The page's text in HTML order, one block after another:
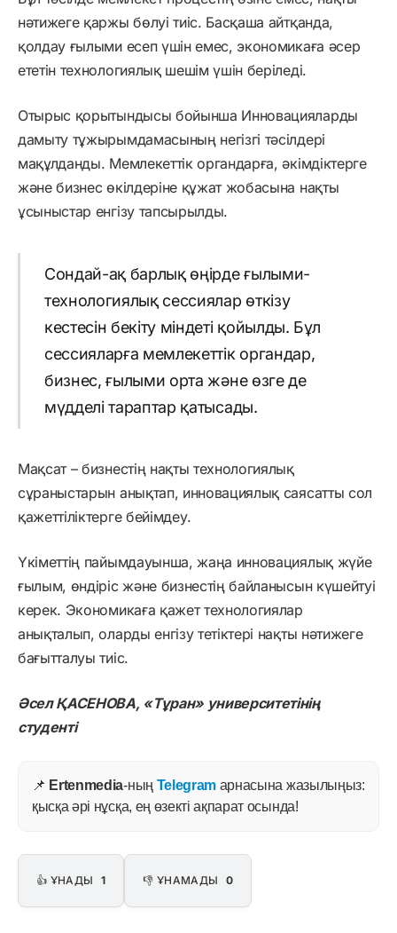
нәтижеге қаржы бөлуі тиіс. Басқаша айтқанда,
қолдау ғылыми есеп үшін емес, экономикаға әсер
ететін технологиялық шешім үшін беріледі.
Отырыс қорытындысы бойынша Инновацияларды
дамыту тұжырымдамасының негізгі тәсілдері
мақұлданды. Мемлекеттік органдарға, әкімдіктерге
және бизнес өкілдеріне құжат жобасына нақты
ұсыныстар енгізу тапсырылды.
Сондай-ақ барлық өңірде ғылыми-
технологиялық сессиялар өткізу
кестесін бекіту міндеті қойылды. Бұл
сессияларға мемлекеттік органдар,
бизнес, ғылыми орта және өзге де
мүдделі тараптар қатысады.
Мақсат – бизнестің нақты технологиялық
сұраныстарын анықтап, инновациялық саясатты сол
қажеттіліктерге бейімдеу.
Үкіметтің пайымдауынша, жаңа инновациялық жүйе
ғылым, өндіріс және бизнестің байланысын күшейтуі
керек. Экономикаға қажет технологиялар
анықталып, оларды енгізу тетіктері нақты нәтижеге
бағытталуы тиіс.
Әсел ҚАСЕНОВА, «Тұран» университетінің
студенті
📌 Ertenmedia-ның Telegram арнасына жазылыңыз:
қысқа әрі нұсқа, ең өзекті ақпарат осында!
👍 ҰНАДЫ 1 👎 ҰНАМАДЫ 0